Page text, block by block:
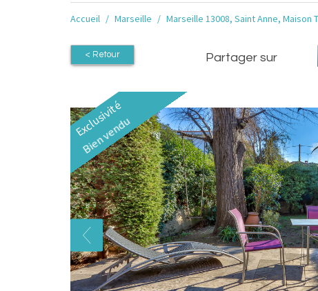
Accueil Marseille Marseille 13008, Saint Anne,
< Retour Partager sur
Bien vendu
Exclusivité